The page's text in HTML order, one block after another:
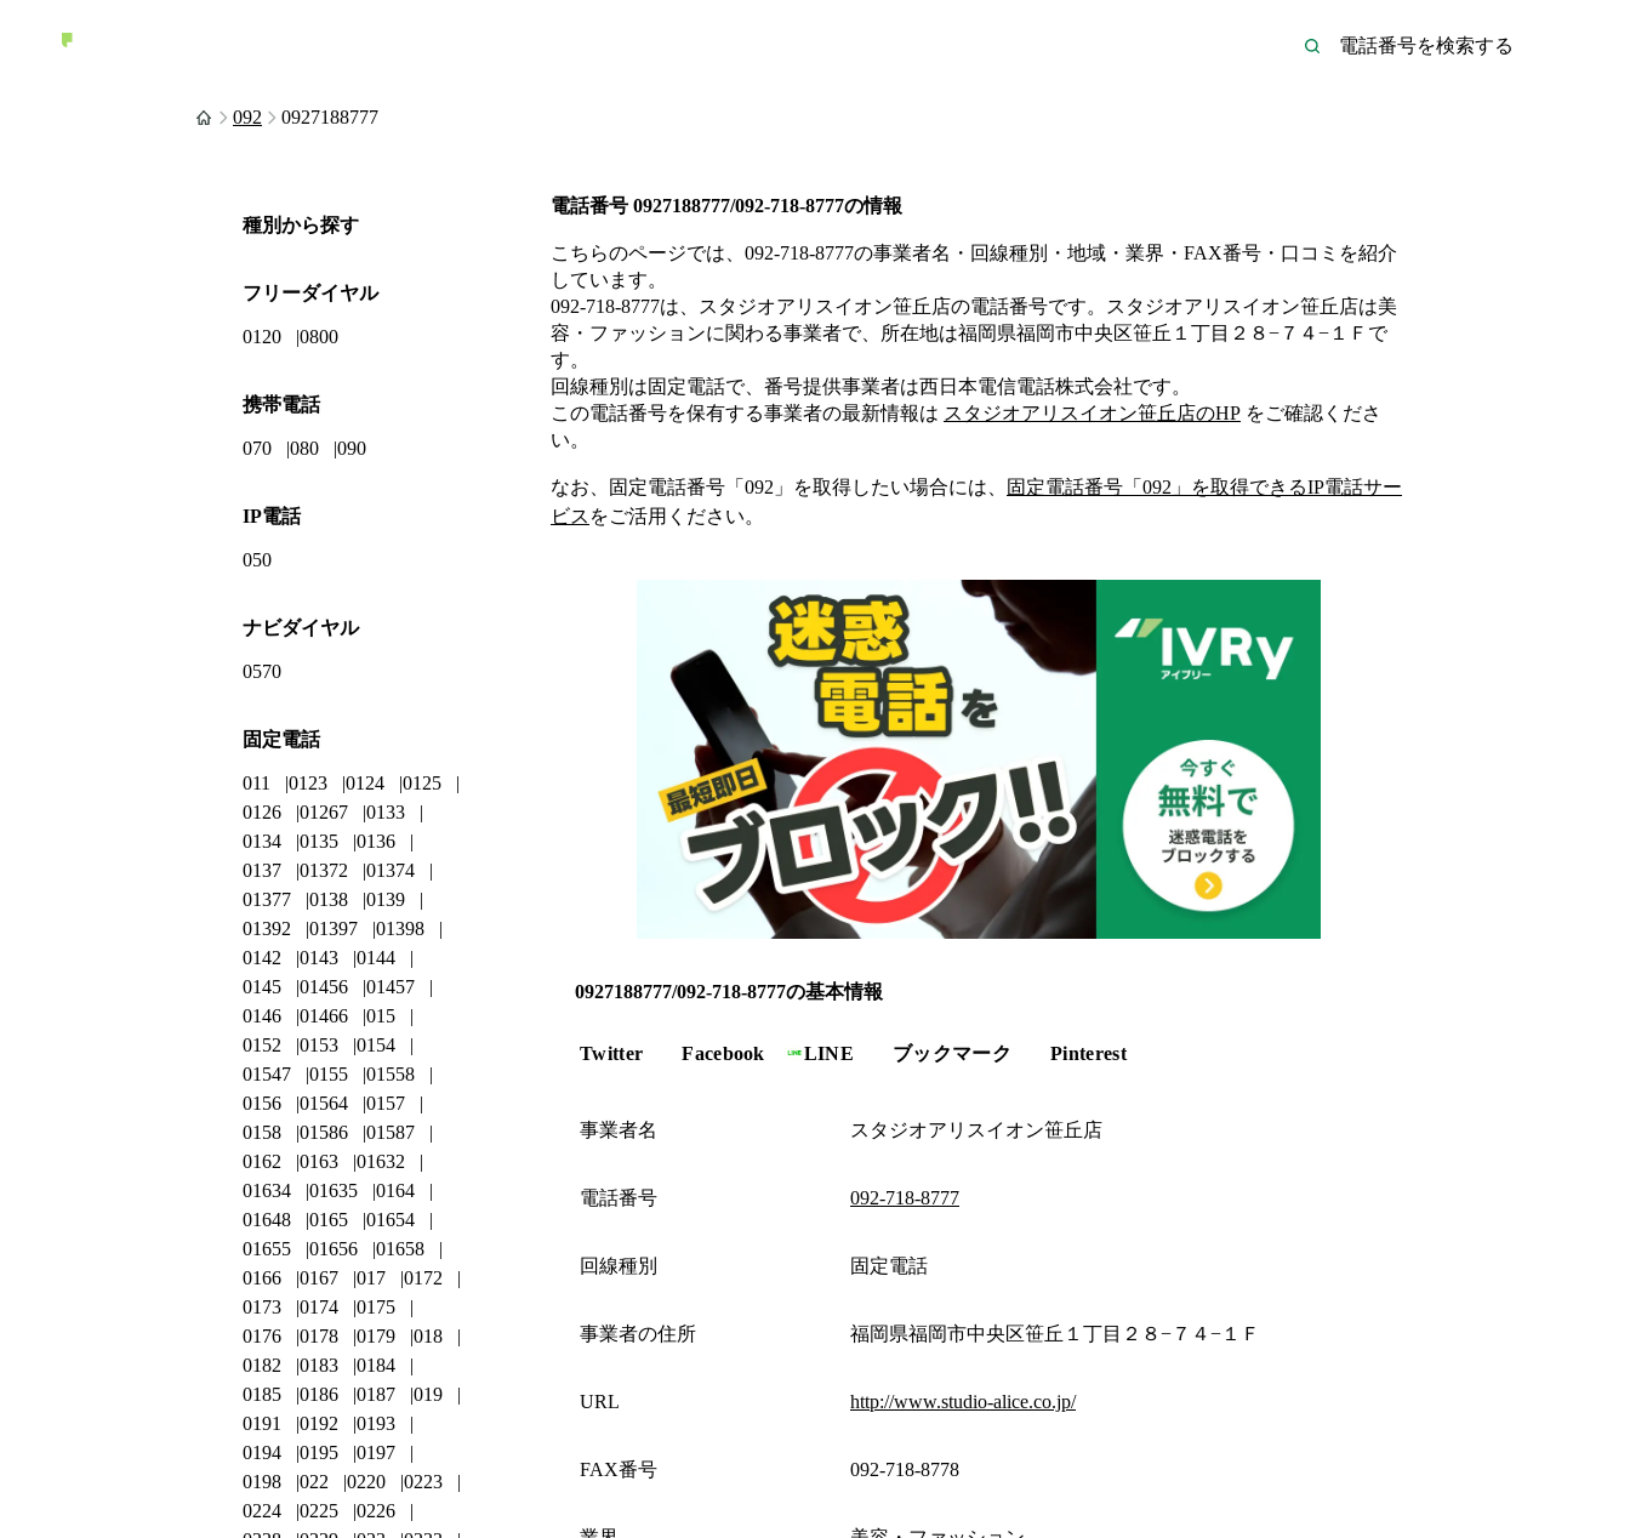
092 0927188777
電話番号 0927188777/092-718-8777の情報
こちらのページでは、 092-718-8777の事業者名・回線種別・地域・業界・FAX番号・口コミを紹介
しています。
092-718-8777は、 スタジオアリスイオン笹丘店の電話番号です。 スタジオアリスイオン笹丘店は美
容・ファッションに関わる事業者で、所在地は福岡県福岡市中央区笹丘１丁目２８−７４−１Ｆ で
す。
回線種別は固定電話で、番号提供事業者は西日本電信電話株式会社です。
この電話番号を保有する事業者の最新情報は スタジオアリスイオン笹丘店のHP をご確認くださ
い。
なお、固定電話番号「 092 」を取得したい場合には、 固定電話番号「 092 」を取得できるIP電話サー
ビス をご活用ください。
0927188777/092-718-8777の基本情報
Twitter Facebook LINE ブックマーク Pinterest
事業者名 スタジオアリスイオン笹丘店
電話番号 092-718-8777
回線種別 固定電話
事業者の住所 福岡県福岡市中央区笹丘１丁目２８−７４−１Ｆ
URL http://www.studio-alice.co.jp/
FAX番号 092-718-8778
種別から探す
フリーダイヤル
0120 0800
携帯電話
070 080 090
IP電話
050
ナビダイヤル
0570
固定電話
011 0123 0124
0125
0126
01267
0133
0134
0135
0136
0137
01372
01374
01377
0138
0139
01392
01397
01398
0142
0143
0144
0145
01456
01457
0146
01466
015
0152
0153
0154
01547
0155
01558
0156
01564
0157
0158
01586
01587
0162
0163
01632
01634
01635
0164
01648
0165
01654
01655
01656
01658
0166
0167 017
0172
0173
0174
0175
0176
0178 0179
018
0182
0183
0184
0185
0186 0187
019
0191
0192
0193
0194
0195
0197
0198
022 0220
0223
0224
0225
0226